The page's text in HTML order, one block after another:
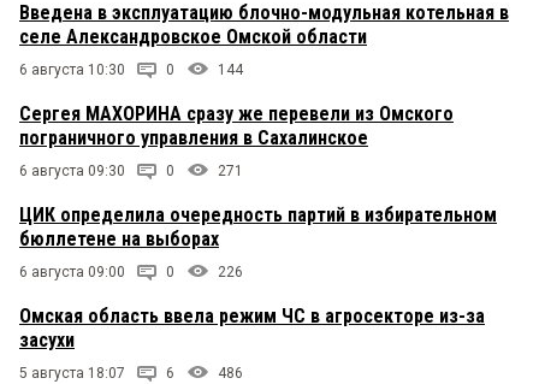
Введена в эксплуатацию блочно-модульная котельная в
селе Александровское Омской области
6 августа 10:30 0 144
Сергея МАХОРИНА сразу же перевели из Омского
пограничного управления в Сахалинское
6 августа 09:30 0 271
ЦИК определила очередность партий в избирательном
бюллетене на выборах
6 августа 09:00 0 226
Омская область ввела режим ЧС в агросекторе из-за
засухи
5 августа 18:07 6 486